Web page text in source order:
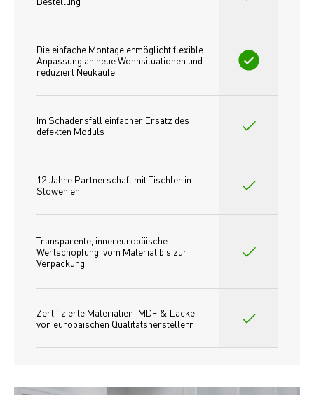
Die einfache Montage ermöglicht flexible
Anpassung an neue Wohnsituationen und
reduziert Neukäufe
Im Schadensfall einfacher Ersatz des
defekten Moduls
12 Jahre Partnerschaft mit Tischler in
Slowenien
Transparente, innereuropäische
Wertschöpfung, vom Material bis zur
Verpackung
Zertifizierte Materialien: MDF & Lacke
von europäischen Qualitätsherstellern